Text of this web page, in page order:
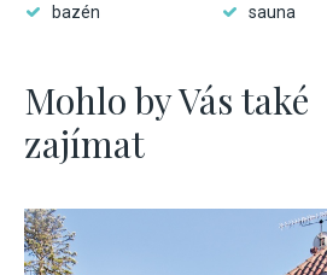
bazén
sauna
Mohlo by Vás také
zajímat